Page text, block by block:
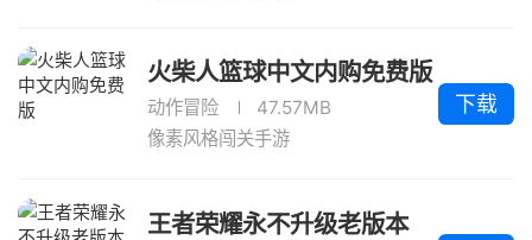
火柴人篮球中文内购免费版
动作冒险
47.57MB
像素风格闯关手游
下载
王者荣耀永不升级老版本